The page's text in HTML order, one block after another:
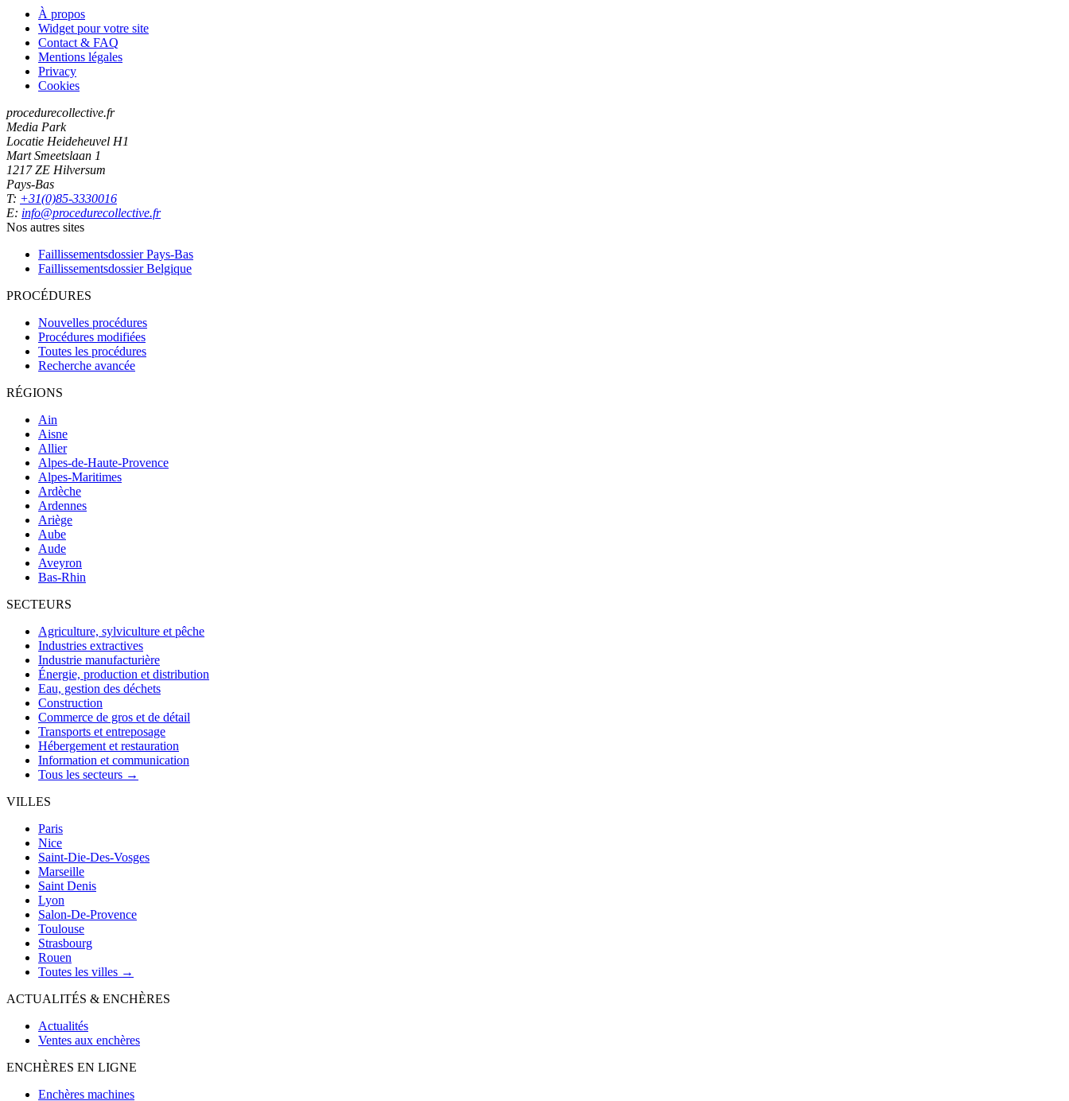
À propos
Widget pour votre site
Contact & FAQ
Mentions légales
Privacy
Cookies
procedurecollective.fr
Media Park
Locatie Heideheuvel H1
Mart Smeetslaan 1
1217 ZE Hilversum
Pays-Bas
T: +31(0)85-3330016
E: info@procedurecollective.fr
Nos autres sites
Faillissementsdossier Pays-Bas
Faillissementsdossier Belgique
PROCÉDURES
Nouvelles procédures
Procédures modifiées
Toutes les procédures
Recherche avancée
RÉGIONS
Ain
Aisne
Allier
Alpes-de-Haute-Provence
Alpes-Maritimes
Ardèche
Ardennes
Ariège
Aube
Aude
Aveyron
Bas-Rhin
SECTEURS
Agriculture, sylviculture et pêche
Industries extractives
Industrie manufacturière
Énergie, production et distribution
Eau, gestion des déchets
Construction
Commerce de gros et de détail
Transports et entreposage
Hébergement et restauration
Information et communication
Tous les secteurs →
VILLES
Paris
Nice
Saint-Die-Des-Vosges
Marseille
Saint Denis
Lyon
Salon-De-Provence
Toulouse
Strasbourg
Rouen
Toutes les villes →
ACTUALITÉS & ENCHÈRES
Actualités
Ventes aux enchères
ENCHÈRES EN LIGNE
Enchères machines